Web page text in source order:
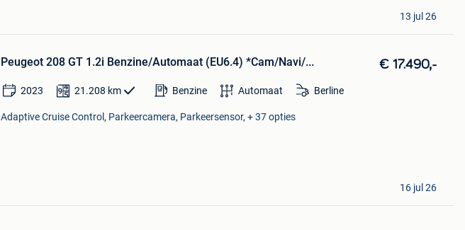
13 jul 26
Peugeot 208 GT 1.2i Benzine/Automaat (EU6.4) *Cam/Navi/... € 17.490,-
2023 21.208 km Benzine Automaat Berline
Adaptive Cruise Control, Parkeercamera, Parkeersensor, + 37 opties
16 jul 26